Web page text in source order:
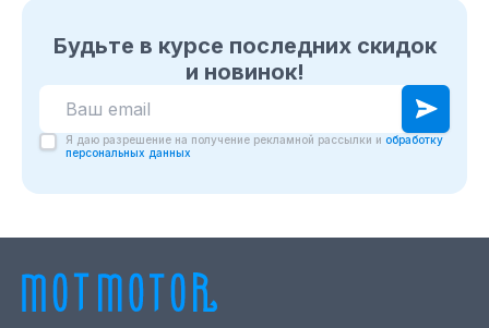
Будьте в курсе последних скидок
и новинок!
Я даю разрешение на получение рекламной рассылки и обработку
персональных данных